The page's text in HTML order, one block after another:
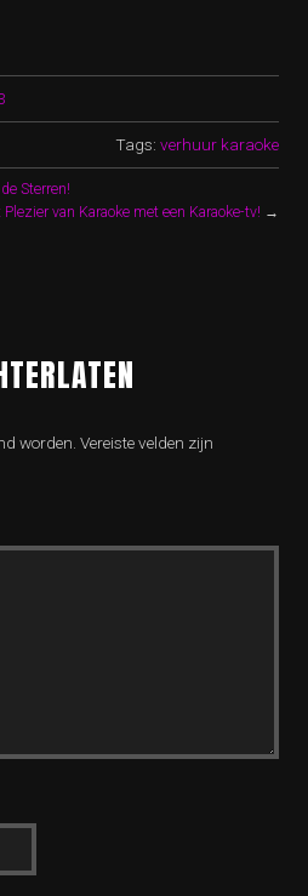
Tags: verhuur karaoke
Sterren!
van Karaoke met een Karaoke-tv! →
worden. Vereiste velden zijn